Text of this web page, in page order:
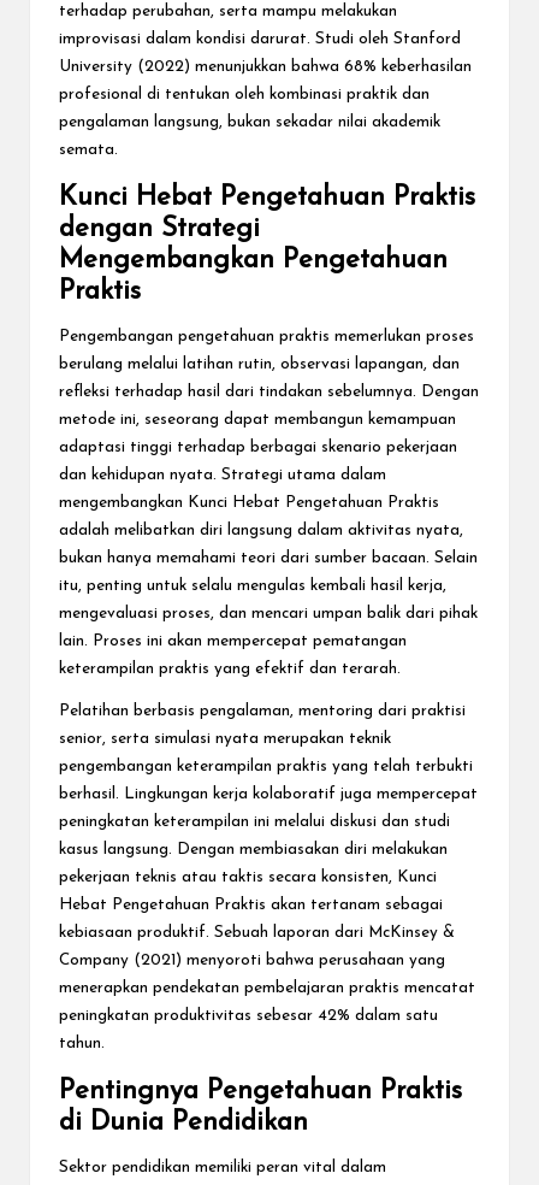
terhadap perubahan, serta mampu melakukan
improvisasi dalam kondisi darurat. Studi oleh Stanford
University (2022) menunjukkan bahwa 68% keberhasilan
profesional di tentukan oleh kombinasi praktik dan
pengalaman langsung, bukan sekadar nilai akademik
semata.
Kunci Hebat Pengetahuan Praktis
dengan Strategi
Mengembangkan Pengetahuan
Praktis
Pengembangan pengetahuan praktis memerlukan proses
berulang melalui latihan rutin, observasi lapangan, dan
refleksi terhadap hasil dari tindakan sebelumnya. Dengan
metode ini, seseorang dapat membangun kemampuan
adaptasi tinggi terhadap berbagai skenario pekerjaan
dan kehidupan nyata. Strategi utama dalam
mengembangkan Kunci Hebat Pengetahuan Praktis
adalah melibatkan diri langsung dalam aktivitas nyata,
bukan hanya memahami teori dari sumber bacaan. Selain
itu, penting untuk selalu mengulas kembali hasil kerja,
mengevaluasi proses, dan mencari umpan balik dari pihak
lain. Proses ini akan mempercepat pematangan
keterampilan praktis yang efektif dan terarah.
Pelatihan berbasis pengalaman, mentoring dari praktisi
senior, serta simulasi nyata merupakan teknik
pengembangan keterampilan praktis yang telah terbukti
berhasil. Lingkungan kerja kolaboratif juga mempercepat
peningkatan keterampilan ini melalui diskusi dan studi
kasus langsung. Dengan membiasakan diri melakukan
pekerjaan teknis atau taktis secara konsisten, Kunci
Hebat Pengetahuan Praktis akan tertanam sebagai
kebiasaan produktif. Sebuah laporan dari McKinsey &
Company (2021) menyoroti bahwa perusahaan yang
menerapkan pendekatan pembelajaran praktis mencatat
peningkatan produktivitas sebesar 42% dalam satu
tahun.
Pentingnya Pengetahuan Praktis
di Dunia Pendidikan
Sektor pendidikan memiliki peran vital dalam